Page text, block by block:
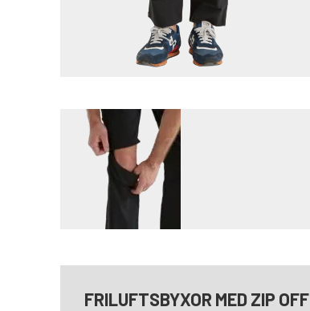
FRILUFTSBYXOR MED ZIP OFF